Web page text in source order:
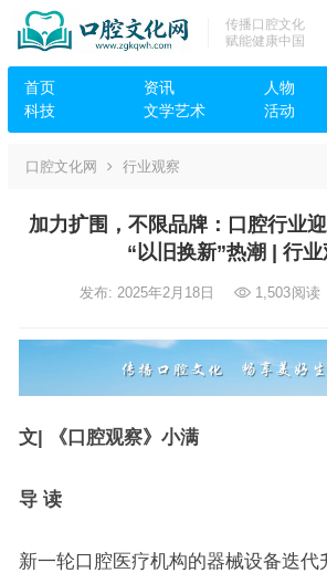
传播口腔文化
赋能健康中国
首页 资讯 人物
科技
文学艺术 活动
口腔文化网 行业观察
加力扩围，不限品牌：口腔行业
“以旧换新”热潮 | 行
发布: 2025年2月18日 1,503阅读
文| 《口腔观察》小满
导 读
新一轮口腔医疗机构的器械设备迭代